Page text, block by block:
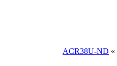
»
ACR38U-ND